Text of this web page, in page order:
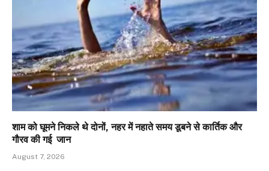
शाम को घूमने निकले थे दोनों, नहर में नहाते समय डूबने से कार्तिक और
गौरव की गई जान
August 7, 2026